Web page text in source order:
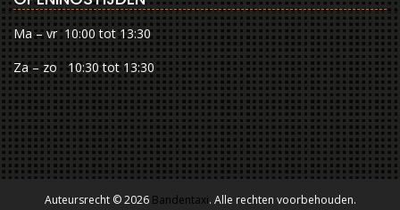
Ma – vr 10:00 tot 13:30
Za – zo 10:30 tot 13:30
Auteursrecht © 2026 Bandentaxi. Alle rechten voorbehouden.